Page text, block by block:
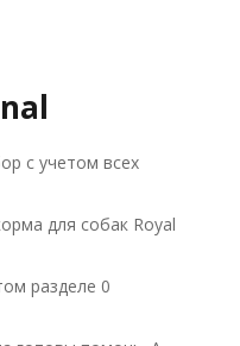
с учетом всех
для собак Royal
разделе 0